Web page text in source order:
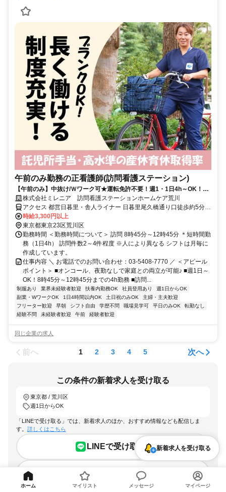
午前のみ勤務の正看護師(訪問看護ステーション)
【午前のみ】中抜け/Ｗワーク可★運転免許不要！週1・1日4h～OK！
【面接1回】オンラインもOK〇
株式会社ミレニア 訪問看護ステーションホームケア荒川
アクセス 都営日暮里・舎人ライナー 日暮里尾久橋通り口徒歩約5分、
ＪＲ常磐線 日暮里尾久橋通り口徒歩約5分、ＪＲ京浜東北線 日暮里尾
久橋通り口徒歩約5分 JR山手線日暮里駅徒歩4分 【勤務地】
時給3,300円以上
東京都東京23区荒川区
勤務時間 ＜勤務時間について＞ 訪問 8時45分～12時45分 ＊短時間勤
務（1日4h） 訪問件数2～4件程度 ※人により異なる シフトは月毎に
作成しています。
仕事内容 ＼ お電話でのお問い合わせ：03-5408-7770 ／ ＜アピール
ポイント＞ ■オンコール、夜勤なしで家庭との両立が可能♪ ■週1日～
OK！8時45分～12時45分までの4h勤務 ■訪問...
制服あり 業界未経験者歓迎 扶養内勤務OK 社員登用あり
週1日からOK
副業・WワークOK
1日4時間以内OK 土日祝のみOK
主婦・主夫歓迎
フリーター歓迎
早朝 シフト自由 学歴不問 職場見学可 平日のみOK
転勤なし
経験不問
未経験者歓迎 午前 経験者歓迎
同じ企業の求人
前へ 1 2 3 4 5 次へ
この条件の新着求人を受け取る
東京都 / 荒川区
週1日からOK
「LINEで受け取る」では、新着求人のほか、おすすめ情報なども配信しま
す。 詳しくはこちら
LINEで受け取る
メールで受け取る
新着求人を受け取る
ホーム マイリスト メッセージ マイページ